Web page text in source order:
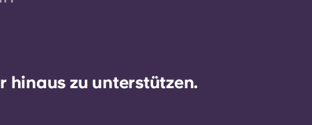
hinaus zu unterstützen.